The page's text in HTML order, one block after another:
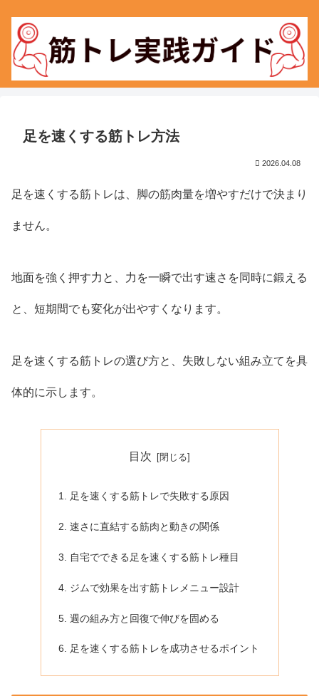
足を速くする筋トレ方法
2026.04.08
足を速くする筋トレは、脚の筋肉量を増やすだけで決まり
ません。
地面を強く押す力と、力を一瞬で出す速さを同時に鍛える
と、短期間でも変化が出やすくなります。
足を速くする筋トレの選び方と、失敗しない組み立てを具
体的に示します。
目次
足を速くする筋トレで失敗する原因
速さに直結する筋肉と動きの関係
自宅でできる足を速くする筋トレ種目
ジムで効果を出す筋トレメニュー設計
週の組み方と回復で伸びを固める
足を速くする筋トレを成功させるポイント